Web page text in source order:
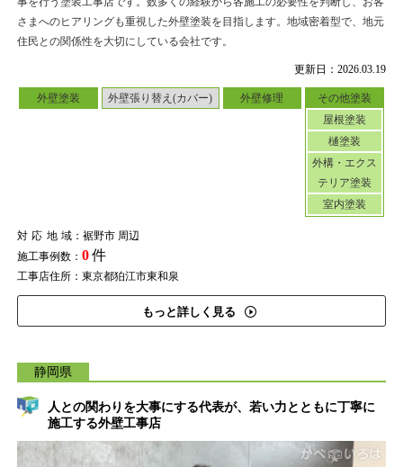
更新日：2026.03.19
外壁塗装 外壁張り替え(カバー) 外壁修理
その他塗装
屋根塗装
樋塗装
外構・エクス
テリア塗装
室内塗装
対応地域：裾野市 周辺
施工事例数： 0件
工事店住所：東京都狛江市東和泉
もっと詳しく見る
さまへのヒアリングも重視した外壁塗装を目指します。地域密着型で、地元
住民との関係性を大切にしている会社です。
静岡県
人との関わりを大事にする代表が、若い力とともに丁寧に
施工する外壁工事店